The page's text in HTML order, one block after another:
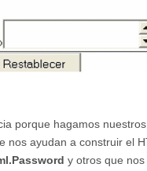
porque hagamos
nos ayudan a construir el
y otros que